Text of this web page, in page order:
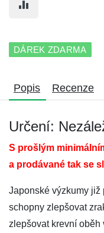
DÁREK ZDARMA
Popis Recenze
Určení:
S prošlým
a prodávané tak se
Japonské výzkumy již
schopny zlepšovat
zlepšovat krevní oběh